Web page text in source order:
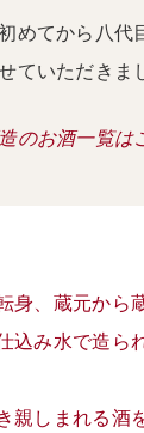
めてから八代
ていただきま
のお酒一覧は
身、蔵元から
込み水で造ら
親しまれる酒